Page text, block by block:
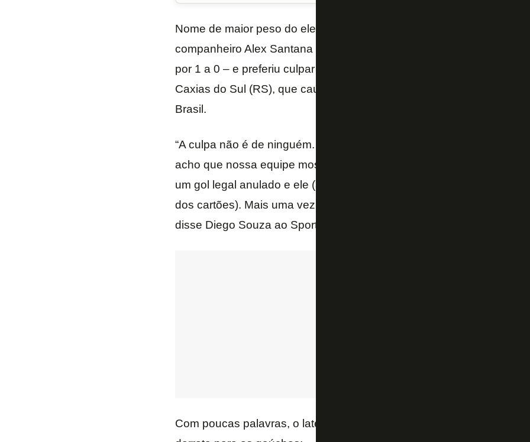
Nome de maior peso do elenco do Botafogo, o meia Diego Souza
companheiro Alex Santana – que foi expulso no primeiro tempo
por 1 a 0 – e preferiu culpar a arbitragem pela derrota por 2 a 1 para
Caxias do Sul (RS), que causou a eliminação do Alvinegro na
Brasil.
“A culpa não é de ninguém. Claro que jogar com um a menos é bem
acho que nossa equipe mostrou para o que veio desde o início.
um gol legal anulado e ele (árbitro) usou o mesmo peso e duas
dos cartões). Mais uma vez a gente é prejudicado. Lá no Rio a gente
disse Diego Souza ao Sportv na saída de campo.
Com poucas palavras, o lateral direito Marcinho preferiu não dar